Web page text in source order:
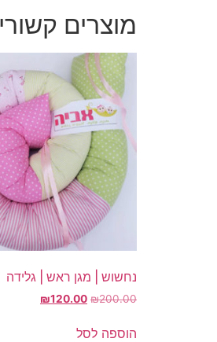
מוצרים
נחשוש | מגן ראש | גלידה
₪200.00
המחיר
היה:
₪120.00
הוספה לסל